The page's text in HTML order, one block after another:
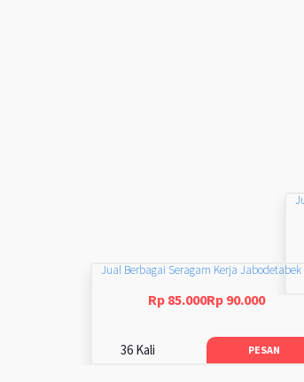
Jual Berbagai Seragam Kerja Jabodetabek
Rp 85.000Rp 90.000
36 Kali PESAN